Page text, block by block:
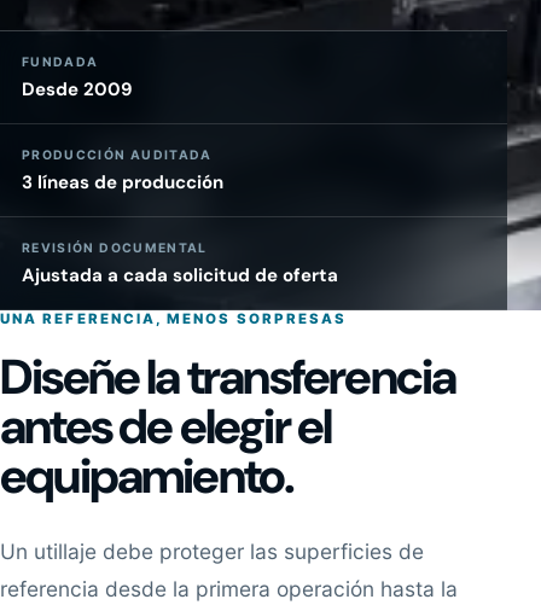
FUNDADA
Desde 2009
PRODUCCIÓN AUDITADA
3 líneas de producción
REVISIÓN DOCUMENTAL
Ajustada a cada solicitud de oferta
UNA REFERENCIA, MENOS SORPRESAS
Diseñe la transferencia
antes de elegir el
equipamiento.
Un utillaje debe proteger las superficies de
referencia desde la primera operación hasta la